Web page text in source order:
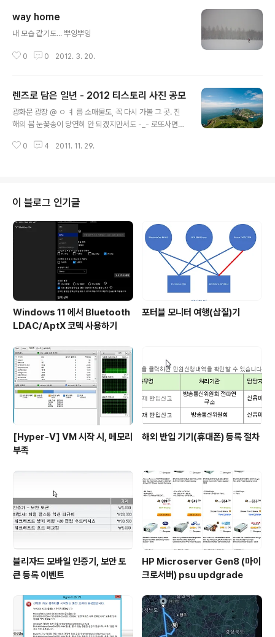
way home
내 모습 같기도... 뿌잉뿌잉
0 0 2012. 3. 20.
렌즈로 담은 일년 - 2012 티스토리 사진 공모
광화문 광장 @ ㅇ ㅕ 름 소매물도, 꼭 다시 가볼 그 곳. 진
해의 봄 눈꽃송이 당연히 안 되겠지만서도 -_- 로또사면서
ㅎㅎㅎㅎ
0 4 2011. 11. 29.
이 블로그 인기글
Windows 11 에서 Bluetooth
LDAC/AptX 코덱 사용하기
포터블 모니터 여행(삽질)기
[Hyper-V] VM 시작 시, 메모리
부족
해외 반입 기기(휴대폰) 등록 절차
블리자드 모바일 인증기, 보안 토
큰 등록 이벤트
HP Microserver Gen8 (마이
크로서버) psu updgrade